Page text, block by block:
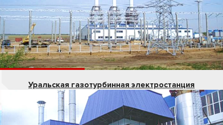
Уральская газотурбинная электростанция